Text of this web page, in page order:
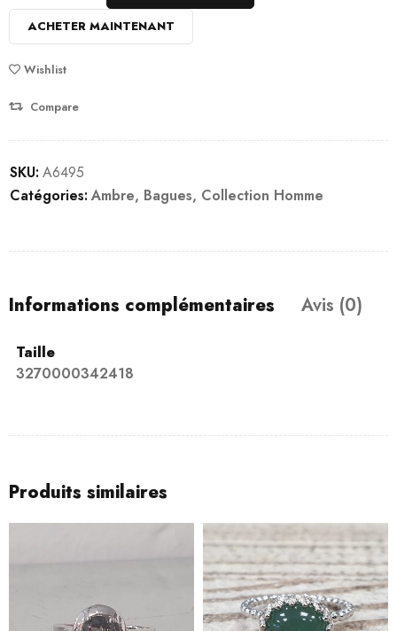
ACHETER MAINTENANT
Wishlist
Compare
SKU: A6495
Catégories: Ambre, Bagues, Collection Homme
Informations complémentaires Avis (0)
Taille
3270000342418
Produits similaires